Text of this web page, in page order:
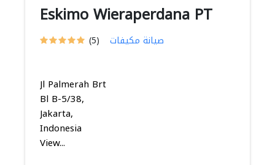
Eskimo Wieraperdana PT
(5) صيانة مكيفات
Jl Palmerah Brt
Bl B-5/38,
Jakarta,
Indonesia
View...